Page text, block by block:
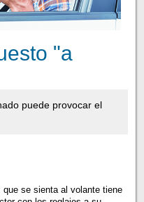
"a
puede provocar el
se sienta al volante tiene